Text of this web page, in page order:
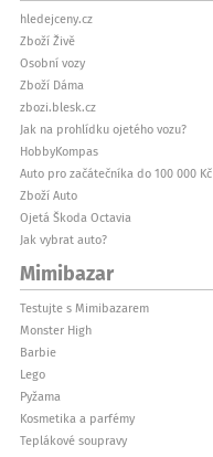
hledejceny.cz
Zboží Živě
Osobní vozy
Zboží Dáma
zbozi.blesk.cz
Jak na prohlídku ojetého vozu?
HobbyKompas
Auto pro začátečníka do 100 000 Kč
Zboží Auto
Ojetá Škoda Octavia
Jak vybrat auto?
Mimibazar
Testujte s Mimibazarem
Monster High
Barbie
Lego
Pyžama
Kosmetika a parfémy
Teplákové soupravy